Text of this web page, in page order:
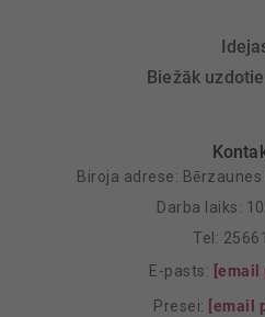
Biežāk
Biroja adrese:
Darba laiks:
Tel:
E-pasts: [email
Presei: [email